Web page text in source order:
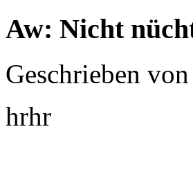
Aw: Nicht
Geschrieben von
hrhr